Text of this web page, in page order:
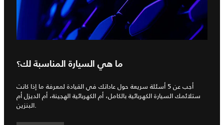
ما هي السيارة المناسبة لك؟
أجب عن 5 أسئلة سريعة حول عاداتك في القيادة لمعرفة ما إذا كانت
ستلائمك السيارة الكهربائية بالكامل، أم الكهربائية الهجينة، أم الديزل أم
البنزين.